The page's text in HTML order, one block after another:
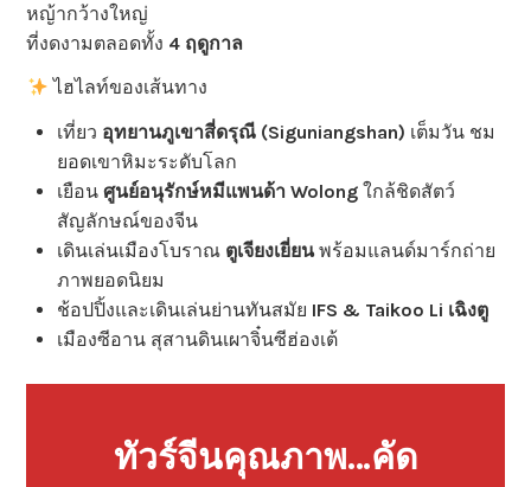
หญ้ากว้างใหญ่
ที่งดงามตลอดทั้ง 4 ฤดูกาล
ไฮไลท์ของเส้นทาง
เที่ยว อุทยานภูเขาสี่ดรุณี (Siguniangshan) เต็มวัน ชม
ยอดเขาหิมะระดับโลก
เยือน ศูนย์อนุรักษ์หมีแพนด้า Wolongใกล้ชิดสัตว์
สัญลักษณ์ของจีน
เดินเล่นเมืองโบราณ ตูเจียงเยี่ยนพร้อมแลนด์มาร์กถ่าย
ภาพยอดนิยม
ช้อปปิ้งและเดินเล่นย่านทันสมัย IFS & Taikoo Li เฉิงตู
เมืองซีอาน สุสานดินเผาจิ๋นซีฮ่องเต้
ทัวร์จีนคุณภาพ…คัด